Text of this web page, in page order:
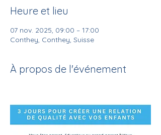
Heure et lieu
07 nov. 2025, 09:00 – 17:00
Conthey, Conthey, Suisse
À propos de l'événement